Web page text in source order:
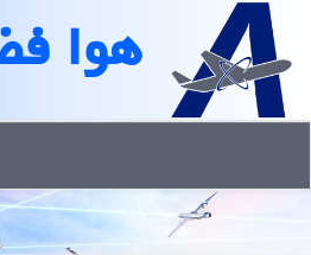
هوا